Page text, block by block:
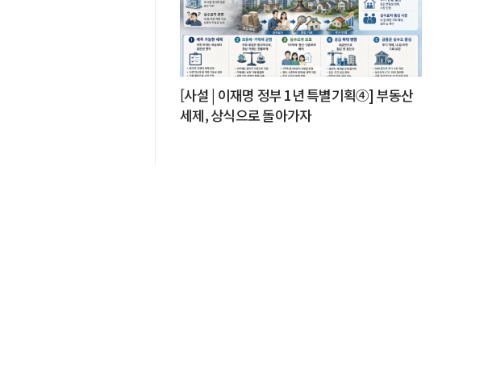
[사설 | 이재명 정부 1년 특별기획④] 부동산
세제, 상식으로 돌아가자